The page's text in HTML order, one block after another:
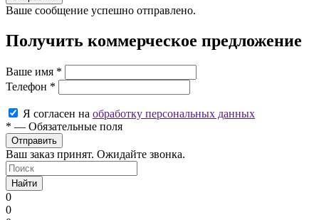
Ваше сообщение успешно отправлено.
Получить коммерческое предложение
Ваше имя *
Телефон *
Я согласен на обработку персональных данных
* — Обязательные поля
Ваш заказ принят. Ожидайте звонка.
Найти
0
0